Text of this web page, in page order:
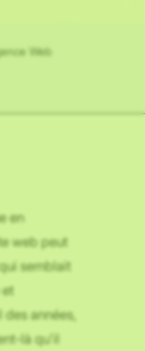
Web
en
web peut
semblait
années,
là qu’il